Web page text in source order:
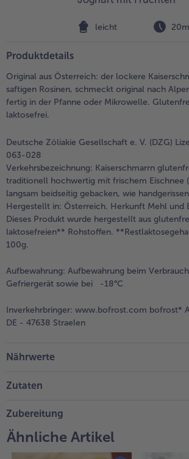
leicht
Produktdetails
Original aus Österreich: der lockere
saftigen Rosinen, schmeckt original nach
fertig in der Pfanne oder Mikrowelle.
laktosefrei.
Deutsche Zöliakie Gesellschaft e. V. (DZG)
063-028
Verkehrsbezeichnung: Kaiserschmarrn
traditionell hochwertig mit frischem Eischnee
langsam beidseitig gebacken, wie
Hergestellt in: Österreich. Herkunft Mehl und
Dieses Produkt wurde hergestellt aus
laktosefreien** Rohstoffen.
100g.
Aufbewahrung: Aufbewahrung beim
Gefriergerät sowie bei -18°C
Inverkehrbringer: www.bofrost.com bofrost*
DE - 47638 Straelen
Nährwerte
Zutaten
Zubereitung
Ähnliche Artikel